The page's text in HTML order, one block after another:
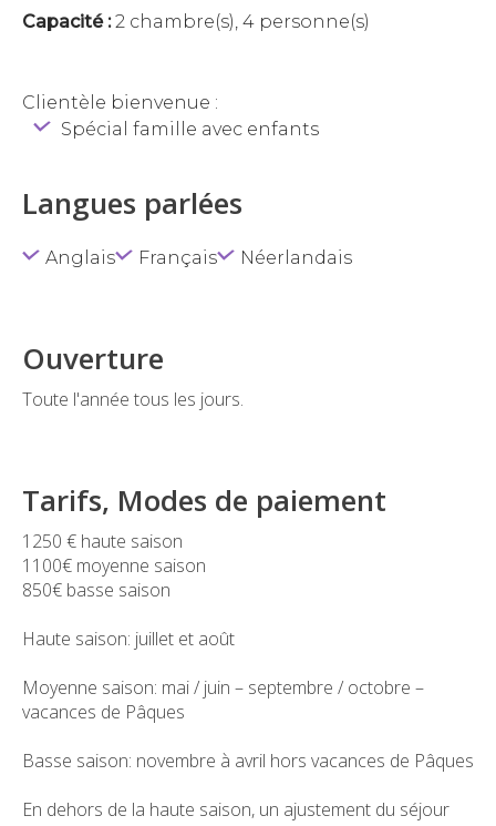
Capacité :2 chambre(s), 4 personne(s)
Clientèle bienvenue :
Spécial famille avec enfants
Langues parlées
Anglais Français Néerlandais
Ouverture
Toute l'année tous les jours.
Tarifs, Modes de paiement
1250 € haute saison
1100€ moyenne saison
850€ basse saison
Haute saison: juillet et août
Moyenne saison: mai / juin – septembre / octobre –
vacances de Pâques
Basse saison: novembre à avril hors vacances de Pâques
En dehors de la haute saison, un ajustement du séjour